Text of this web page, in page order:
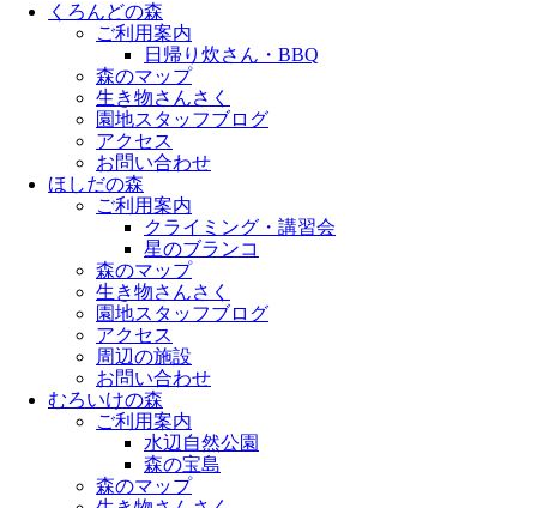
くろんどの森
ご利用案内
日帰り炊さん・BBQ
森のマップ
生き物さんさく
園地スタッフブログ
アクセス
お問い合わせ
ほしだの森
ご利用案内
クライミング・講習会
星のブランコ
森のマップ
生き物さんさく
園地スタッフブログ
アクセス
周辺の施設
お問い合わせ
むろいけの森
ご利用案内
水辺自然公園
森の宝島
森のマップ